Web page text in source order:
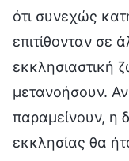
ότι συνεχώς
επιτίθονταν σε
εκκλησιαστική
μετανοήσουν.
παραμείνουν, η
εκκλησίας θα